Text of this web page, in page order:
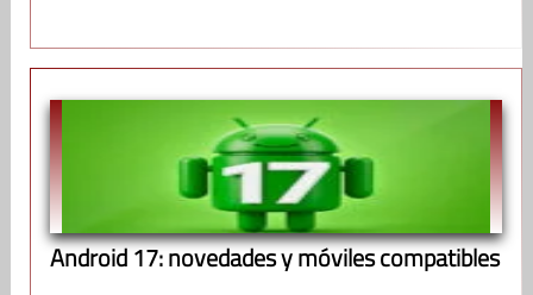
Android 17: novedades y móviles compatibles